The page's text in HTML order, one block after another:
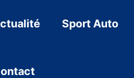
Sport Auto